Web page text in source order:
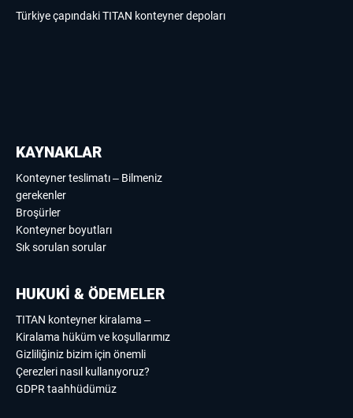
Türkiye çapındaki TITAN konteyner depoları
KAYNAKLAR
Konteyner teslimatı – Bilmeniz
gerekenler
Broşürler
Konteyner boyutları
Sık sorulan sorular
HUKUKİ & ÖDEMELER
TITAN konteyner kiralama –
Kiralama hüküm ve koşullarımız
Gizliliğiniz bizim için önemli
Çerezleri nasıl kullanıyoruz?
GDPR taahhüdümüz